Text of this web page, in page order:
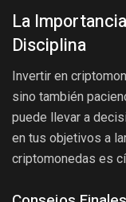
La
Disciplina
Invertir en
sino también
puede llevar a
en tus objetivos a
criptomonedas es